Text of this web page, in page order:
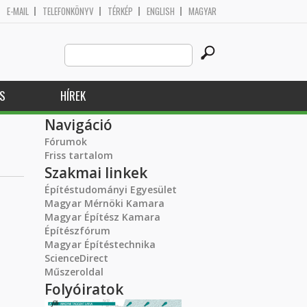
E-MAIL TELEFONKÖNYV TÉRKÉP ENGLISH MAGYAR
Search
this
site
HÍREK
Navigáció
Fórumok
Friss tartalom
Szakmai linkek
Építéstudományi Egyesület
Magyar Mérnöki Kamara
Magyar Építész Kamara
Építészfórum
Magyar Építéstechnika
ScienceDirect
Műszeroldal
Folyóiratok